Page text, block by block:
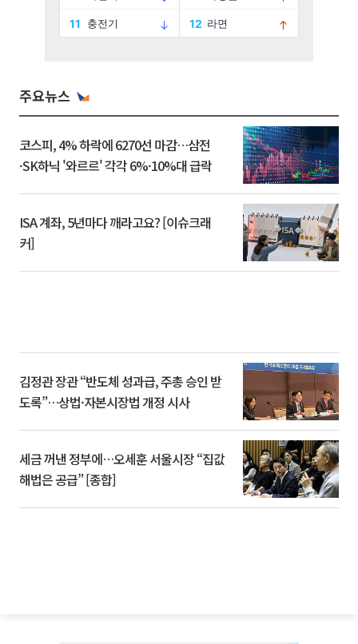
주요뉴스
코스피, 4% 하락에 6270선 마감…삼전
·SK하닉 '와르르' 각각 6%·10%대 급락
ISA 계좌, 5년마다 깨라고요? [이슈크래
커]
김정관 장관 “반도체 성과급, 주총 승인 받
도록”…상법·자본시장법 개정 시사
세금 꺼낸 정부에…오세훈 서울시장 “집값
해법은 공급” [종합]